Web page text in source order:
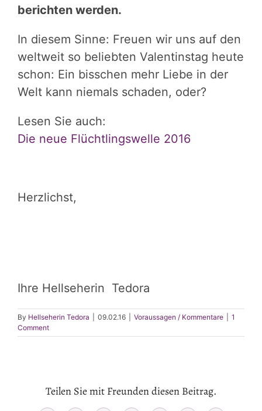
berichten werden.
In diesem Sinne: Freuen wir uns auf den
weltweit so beliebten Valentinstag heute
schon: Ein bisschen mehr Liebe in der
Welt kann niemals schaden, oder?
Lesen Sie auch:
Die neue Flüchtlingswelle 2016
Herzlichst,
Ihre Hellseherin Tedora
By Hellseherin Tedora 09.02.16 Voraussagen / Kommentare
1
Comment
Teilen Sie mit Freunden diesen Beitrag.